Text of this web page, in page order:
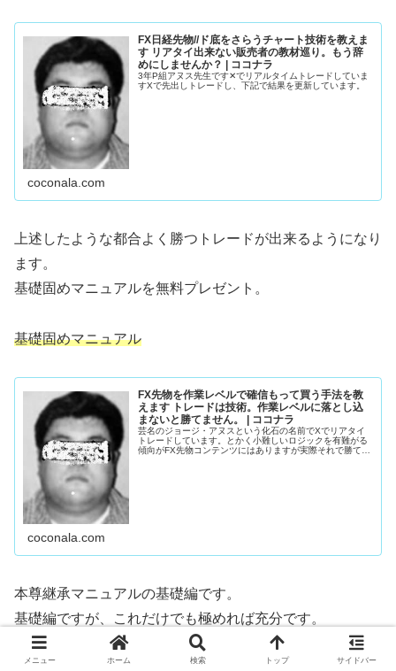
FX日経先物//ド底をさらうチャート技術を教えま
す リアタイ出来ない販売者の教材巡り。もう辞
めにしませんか？ | ココナラ
3年P組アヌス先生です✕でリアルタイムトレードしていま
すXで先出しトレードし、下記で結果を更新しています。
coconala.com
上述したような都合よく勝つトレードが出来るようになり
ます。
基礎固めマニュアルを無料プレゼント。
基礎固めマニュアル
FX先物を作業レベルで確信もって買う手法を教
えます トレードは技術。作業レベルに落とし込
まないと勝てません。 | ココナラ
芸名のジョージ・アヌスという化石の名前でXでリアタイ
トレードしています。とかく小難しいロジックを有難がる
傾向がFX先物コンテンツにはありますが実際それで勝てて
coconala.com
本尊継承マニュアルの基礎編です。
基礎編ですが、これだけでも極めれば充分です。
お試し感覚でまずは学んでみてください。
メニュー ホーム 検索 トップ サイドバー